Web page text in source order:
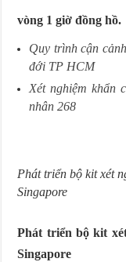
vòng 1 giờ đồng hồ.
Quy trình cận
đới TP HCM
Xét nghiệm khẩn
nhân 268
Phát triển bộ kit xét
Singapore
Phát triển bộ kit
Singapore